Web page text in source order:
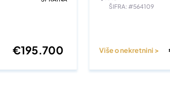
€195.700
ŠIFRA: #564109
Više o nekretnini >